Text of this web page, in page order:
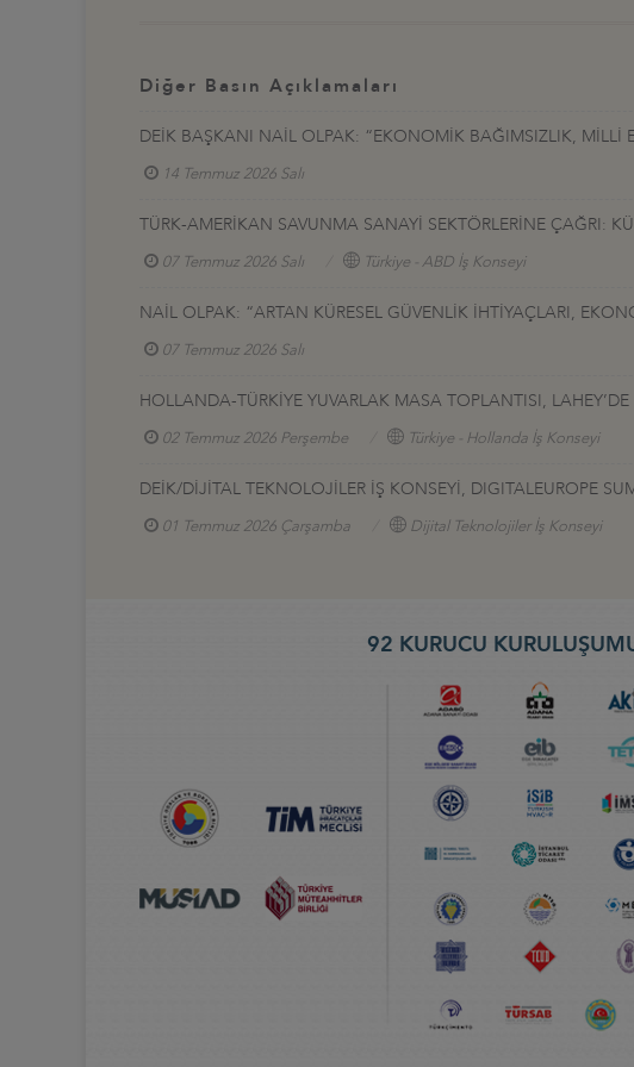
Diğer Basın Açıklamaları
DEİK BAŞKANI NAİL OLPAK: “EKONOMİK BAĞIMSIZLIK, MİLLİ
14 Temmuz 2026 Salı
TÜRK-AMERİKAN SAVUNMA SANAYİ SEKTÖRLERİNE ÇAĞRI:
07 Temmuz 2026 Salı Türkiye - ABD İş Konseyi
NAİL OLPAK: “ARTAN KÜRESEL GÜVENLİK İHTİYAÇLARI,
07 Temmuz 2026 Salı
HOLLANDA-TÜRKİYE YUVARLAK MASA TOPLANTISI,
02 Temmuz 2026 Perşembe Türkiye - Hollanda İş Konseyi
DEİK/DİJİTAL TEKNOLOJİLER İŞ KONSEYİ, DIGITALEUROPE
01 Temmuz 2026 Çarşamba Dijital Teknolojiler İş Konseyi
92 KURUCU